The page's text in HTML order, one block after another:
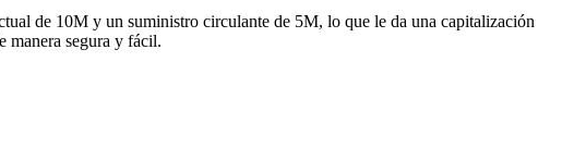
de 10M y un suministro circulante de 5M, lo que le da una capitalización
manera segura y fácil.